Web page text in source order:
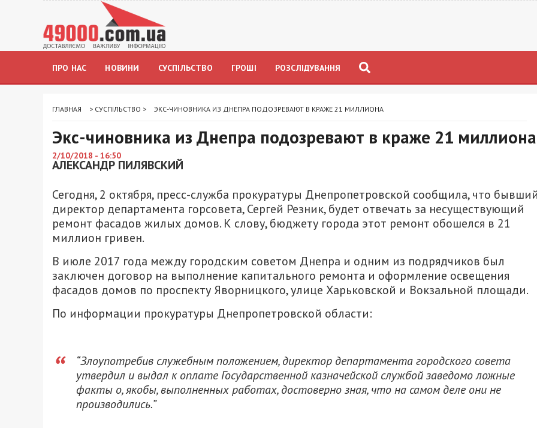
ПРО НАС НОВИНИ СУСПІЛЬСТВО ГРОШІ РОЗСЛІДУВАННЯ
ГЛАВНАЯ > СУСПІЛЬСТВО > ЭКС-ЧИНОВНИКА ИЗ ДНЕПРА ПОДОЗРЕВАЮТ В КРАЖЕ 21 МИЛЛИОНА
Экс-чиновника из Днепра подозревают в краже 21 миллиона
2/10/2018 - 16:50
АЛЕКСАНДР ПИЛЯВСКИЙ
Сегодня, 2 октября, пресс-служба прокуратуры Днепропетровской сообщила, что бывший
директор департамента горсовета, Сергей Резник, будет отвечать за несуществующий
ремонт фасадов жилых домов. К слову, бюджету города этот ремонт обошелся в 21
миллион гривен.
В июле 2017 года между городским советом Днепра и одним из подрядчиков был
заключен договор на выполнение капитального ремонта и оформление освещения
фасадов домов по проспекту Яворницкого, улице Харьковской и Вокзальной площади.
По информации прокуратуры Днепропетровской области:
“Злоупотребив служебным положением, директор департамента городского совета
утвердил и выдал к оплате Государственной казначейской службой заведомо ложные
факты о, якобы, выполненных работах, достоверно зная, что на самом деле они не
производились.”